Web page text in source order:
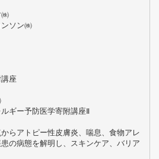
ソン㈱
座
ギー予防医学寄附講座Ⅱ
らアトピー性皮膚炎、喘息、食物アレ
の病態を解明し、スキンケア、バリア